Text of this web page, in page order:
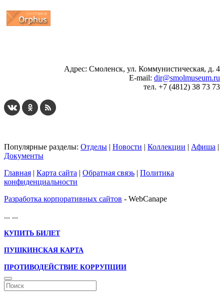
Адрес: Смоленск, ул. Коммунистическая, д. 4
E-mail: dir@smolmuseum.ru
тел. +7 (4812) 38 73 73
Популярные разделы: Отделы | Новости | Коллекции | Афиша |
Документы
Главная | Карта сайта | Обратная связь | Политика
конфиденциальности
Разработка корпоративных сайтов - WebCanape
... ...
КУПИТЬ БИЛЕТ
ПУШКИНСКАЯ КАРТА
ПРОТИВОДЕЙСТВИЕ КОРРУПЦИИ